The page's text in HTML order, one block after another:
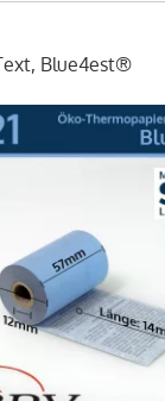
Blue4est®